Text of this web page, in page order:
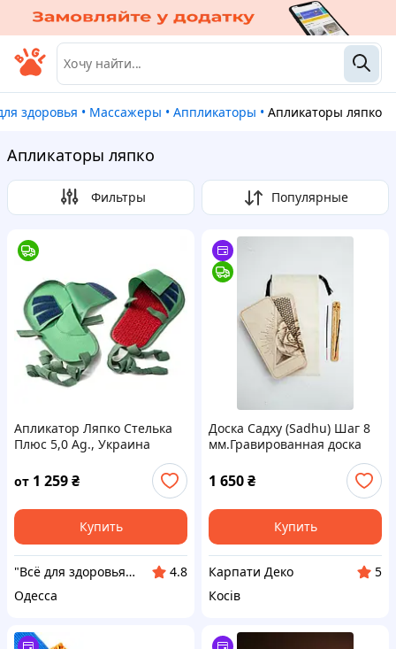
здоровья • Массажеры • Аппликаторы • Апликаторы ляпко
Апликаторы ляпко
Фильтры Популярные
Апликатор Ляпко Стелька
Плюс 5,0 Ag., Украина
от 1 259₴
Купить
"Всё для здоровья" Интернет-магазин
4.8
Одесса
Доска Садху (Sadhu) Шаг 8
мм.Гравированная доска
компаньон для йога-
практики
1 650₴
Купить
Карпати Деко
5
Косів